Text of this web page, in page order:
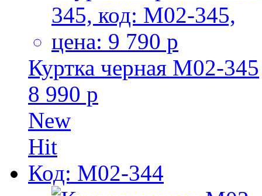
Куртка черная M02-345
8 990 р
New
Hit
Код: M02-344